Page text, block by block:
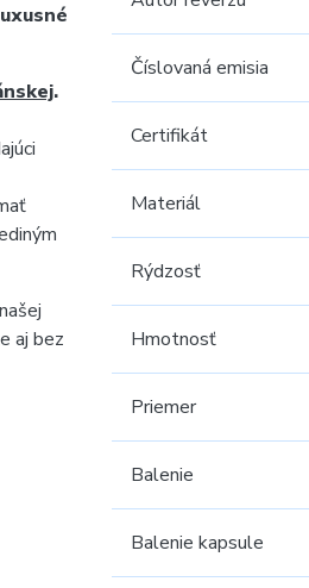
.
aj bez
Číslovaná emisia
Certifikát
Materiál
Rýdzosť
Hmotnosť
Priemer
Balenie
Balenie kapsule